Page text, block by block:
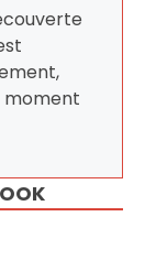
moment